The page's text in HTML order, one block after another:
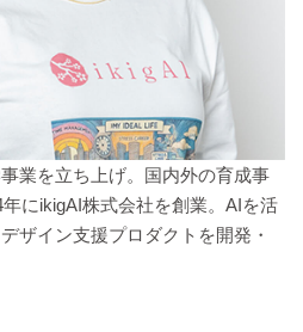
業を立ち上げ。国内外の育成事
にikigAI株式会社を創業。AIを活
ザイン支援プロダクトを開発・